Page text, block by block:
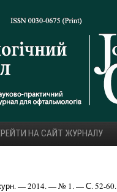
НА САЙТ ЖУРНАЛУ
— 2014. — № 1. — С. 52-60.